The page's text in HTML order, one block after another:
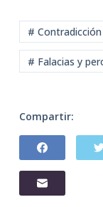
# Contradicción
# Falacias y
Compartir: